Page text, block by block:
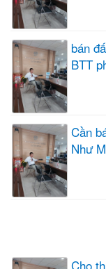
bán
BTT
Cần
Như
Cho